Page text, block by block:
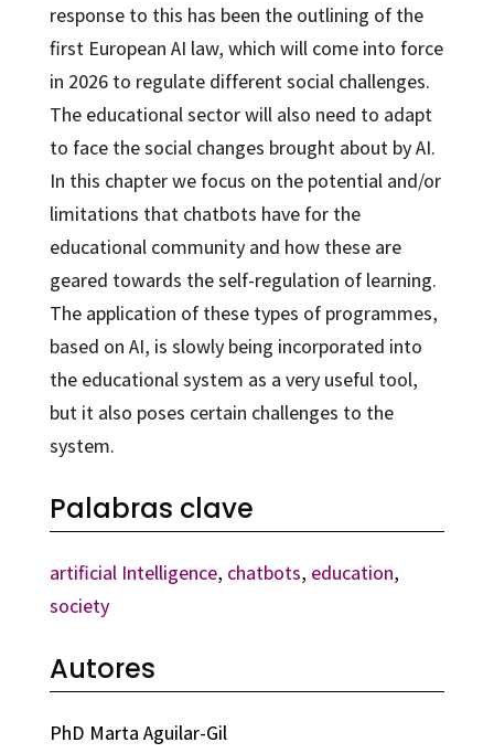
response to this has been the outlining of the
first European AI law, which will come into force
in 2026 to regulate different social challenges.
The educational sector will also need to adapt
to face the social changes brought about by AI.
In this chapter we focus on the potential and/or
limitations that chatbots have for the
educational community and how these are
geared towards the self-regulation of learning.
The application of these types of programmes,
based on AI, is slowly being incorporated into
the educational system as a very useful tool,
but it also poses certain challenges to the
system.
Palabras clave
artificial Intelligence, chatbots, education,
society
Autores
PhD Marta Aguilar-Gil